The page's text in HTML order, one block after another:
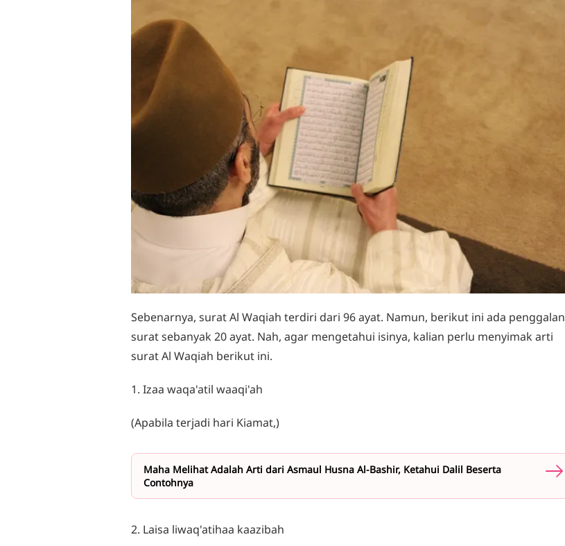
Sebenarnya, surat Al Waqiah terdiri dari 96 ayat. Namun, berikut ini ada penggalan
surat sebanyak 20 ayat. Nah, agar mengetahui isinya, kalian perlu menyimak arti
surat Al Waqiah berikut ini.
1. Izaa waqa'atil waaqi'ah
(Apabila terjadi hari Kiamat,)
Maha Melihat Adalah Arti dari Asmaul Husna Al-Bashir, Ketahui Dalil Beserta
Contohnya
2. Laisa liwaq'atihaa kaazibah